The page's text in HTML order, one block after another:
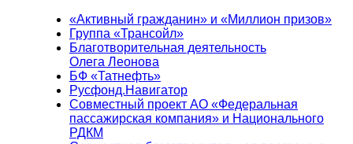
«Активный гражданин» и «Миллион призов»
Группа «Трансойл»
Благотворительная деятельность
Олега Леонова
БФ «Татнефть»
Русфонд.Навигатор
Совместный проект АО «Федеральная
пассажирская компания» и Национального
РДКМ